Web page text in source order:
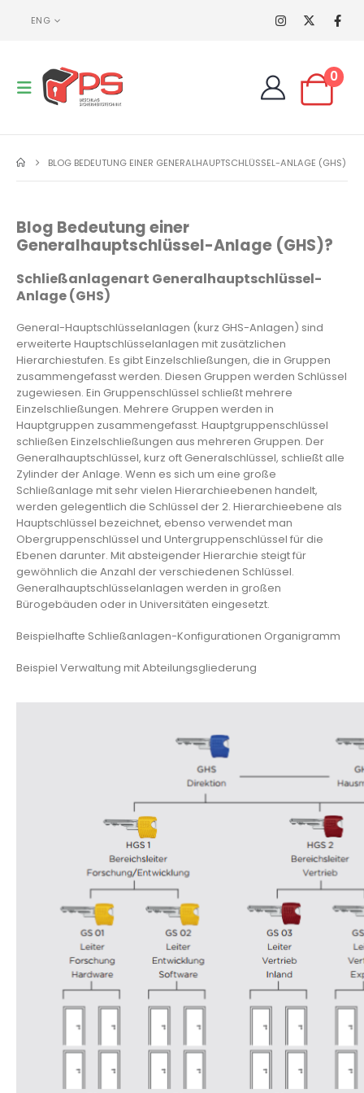
ENG
0
BLOG BEDEUTUNG EINER GENERALHAUPTSCHLÜSSEL-ANLAGE (GHS)
Blog Bedeutung einer
Generalhauptschlüssel-Anlage (GHS)?
Schließanlagenart Generalhauptschlüssel-
Anlage (GHS)
General-Hauptschlüsselanlagen (kurz GHS-Anlagen) sind
erweiterte Hauptschlüsselanlagen mit zusätzlichen
Hierarchiestufen. Es gibt Einzelschließungen, die in Gruppen
zusammengefasst werden. Diesen Gruppen werden Schlüssel
zugewiesen. Ein Gruppenschlüssel schließt mehrere
Einzelschließungen. Mehrere Gruppen werden in
Hauptgruppen zusammengefasst. Hauptgruppenschlüssel
schließen Einzelschließungen aus mehreren Gruppen. Der
Generalhauptschlüssel, kurz oft Generalschlüssel, schließt alle
Zylinder der Anlage. Wenn es sich um eine große
Schließanlage mit sehr vielen Hierarchieebenen handelt,
werden gelegentlich die Schlüssel der 2. Hierarchieebene als
Hauptschlüssel bezeichnet, ebenso verwendet man
Obergruppenschlüssel und Untergruppenschlüssel für die
Ebenen darunter. Mit absteigender Hierarchie steigt für
gewöhnlich die Anzahl der verschiedenen Schlüssel.
Generalhauptschlüsselanlagen werden in großen
Bürogebäuden oder in Universitäten eingesetzt.
Beispielhafte Schließanlagen-Konfigurationen Organigramm
Beispiel Verwaltung mit Abteilungsgliederung